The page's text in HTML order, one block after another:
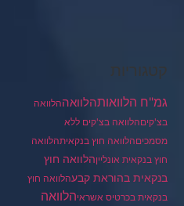
קטגוריות
גמ"ח הלוואותהלוואההלוואה
בצ'קיםהלוואה בצ'קים ללא
מסמכיםהלוואה חוץ בנקאיתהלוואה
חוץ בנקאית אונלייןהלוואה חוץ
בנקאית בהוראת קבעהלוואה חוץ
בנקאית בכרטיס אשראיהלוואה